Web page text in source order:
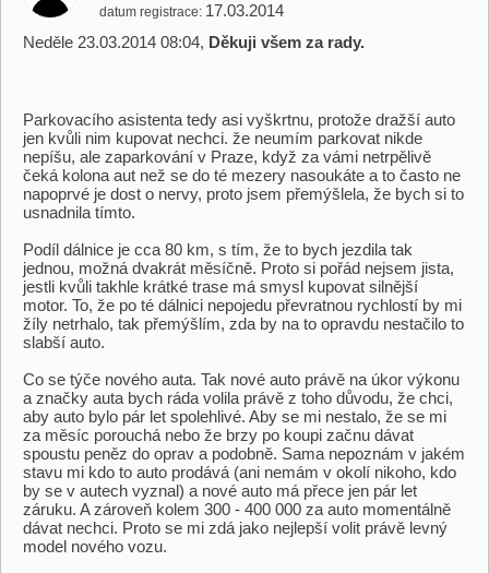
datum registrace 17.03.2014
Neděle 23.03.2014 08:04, Děkuji všem za rady.
Parkovacího asistenta tedy asi vyškrtnu, protože dražší auto
jen kvůli nim kupovat nechci. že neumím parkovat nikde
nepíšu, ale zaparkování v Praze, když za vámi netrpělivě
čeká kolona aut než se do té mezery nasoukáte a to často ne
napoprvé je dost o nervy, proto jsem přemýšlela, že bych si to
usnadnila tímto.
Podíl dálnice je cca 80 km, s tím, že to bych jezdila tak
jednou, možná dvakrát měsíčně. Proto si pořád nejsem jista,
jestli kvůli takhle krátké trase má smysl kupovat silnější
motor. To, že po té dálnici nepojedu převratnou rychlostí by mi
žíly netrhalo, tak přemýšlím, zda by na to opravdu nestačilo to
slabší auto.
Co se týče nového auta. Tak nové auto právě na úkor výkonu
a značky auta bych ráda volila právě z toho důvodu, že chci,
aby auto bylo pár let spolehlivé. Aby se mi nestalo, že se mi
za měsíc porouchá nebo že brzy po koupi začnu dávat
spoustu peněz do oprav a podobně. Sama nepoznám v jakém
stavu mi kdo to auto prodává (ani nemám v okolí nikoho, kdo
by se v autech vyznal) a nové auto má přece jen pár let
záruku. A zároveň kolem 300 - 400 000 za auto momentálně
dávat nechci. Proto se mi zdá jako nejlepší volit právě levný
model nového vozu.